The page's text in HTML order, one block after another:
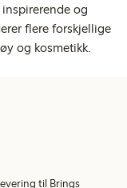
og
flere forskjellige
og kosmetikk.
til Brings